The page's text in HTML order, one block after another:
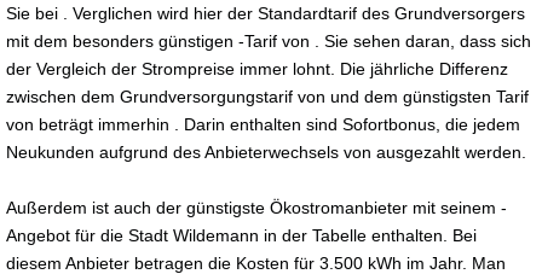
Sie bei . Verglichen wird hier der Standardtarif des Grundversorgers
mit dem besonders günstigen -Tarif von . Sie sehen daran, dass sich
der Vergleich der Strompreise immer lohnt. Die jährliche Differenz
zwischen dem Grundversorgungstarif von und dem günstigsten Tarif
von beträgt immerhin . Darin enthalten sind Sofortbonus, die jedem
Neukunden aufgrund des Anbieterwechsels von ausgezahlt werden.
Außerdem ist auch der günstigste Ökostromanbieter mit seinem -
Angebot für die Stadt Wildemann in der Tabelle enthalten. Bei
diesem Anbieter betragen die Kosten für 3.500 kWh im Jahr. Man